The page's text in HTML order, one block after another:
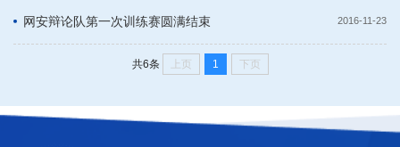
网安辩论队第一次训练赛圆满结束 2016-11-23
共6条 上页 1 下页